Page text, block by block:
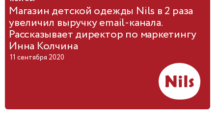
Магазин детской одежды Nils в 2 раза
увеличил выручку email-канала.
Рассказывает директор по маркетингу
Инна Колчина
11 сентября 2020